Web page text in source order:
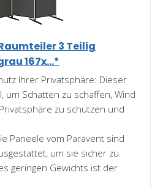
3 Teilig
167x...*
Ihrer Privatsphäre: Dieser
um Schatten zu schaffen, Wind
zu schützen und
Paneele vom Paravent sind
um sie sicher zu
geringen Gewichts ist der